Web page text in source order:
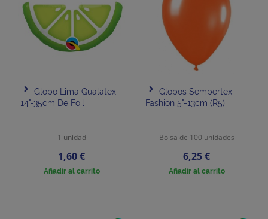
Globo Lima Qualatex
14"-35cm De Foil
1 unidad
Precio
1,60 €
Añadir al carrito
Globos Sempertex
Fashion 5"-13cm (R5)
Bolsa de 100 unidades
Precio
6,25 €
Añadir al carrito